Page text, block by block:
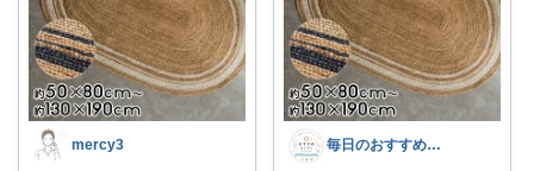
mercy3 毎日のおすすめセレクトROOM